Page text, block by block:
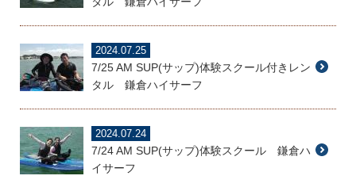
2024.07.25
7/25 AM SUP(サップ)体験スクール付きレン
タル 鎌倉ハイサーフ
2024.07.24
7/24 AM SUP(サップ)体験スクール 鎌倉ハ
イサーフ